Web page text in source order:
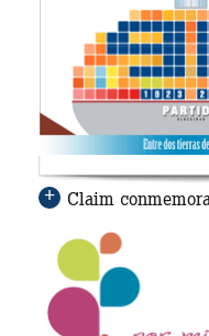
Claim